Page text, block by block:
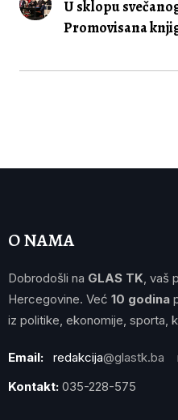
U sklopu
Promovisana
O NAMA
Dobrodošli na GLAS TK, vaš
Hercegovine. Već 10 godina
iz politike, ekonomije, sporta,
Email: redakcija@glastk.ba
Kontakt: 035-228-575